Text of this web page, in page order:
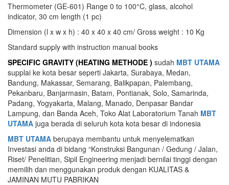
Thermometer (GE-601) Range 0 to 100°C, glass, alcohol
indicator, 30 cm length (1 pc)
Dimension (l x w x h) : 40 x 40 x 40 cm/ Gross weight : 10 Kg
Standard supply with instruction manual books
SPECIFIC GRAVITY (HEATING METHODE ) sudah MBT UTAMA
supplai ke kota besar seperti Jakarta, Surabaya, Medan,
Bandung, Makassar, Semarang, Balikpapan, Palembang,
Pekanbaru, Banjarmasin, Batam, Pontianak, Solo, Samarinda,
Padang, Yogyakarta, Malang, Manado, Denpasar Bandar
Lampung, dan Banda Aceh, Toko Alat Laboratorium Tanah MBT
UTAMA juga berada di seluruh kota kota besar di indonesia
MBT UTAMA berupaya membantu untuk menyelematkan
Investasi anda di bidang “Konstruksi Bangunan / Gedung / Jalan,
Riset/ Penelitian, Sipil Engineering menjadi bernilai tinggi dengan
memilih dan menggunakan produk dengan KUALITAS &
JAMINAN MUTU PABRIKAN